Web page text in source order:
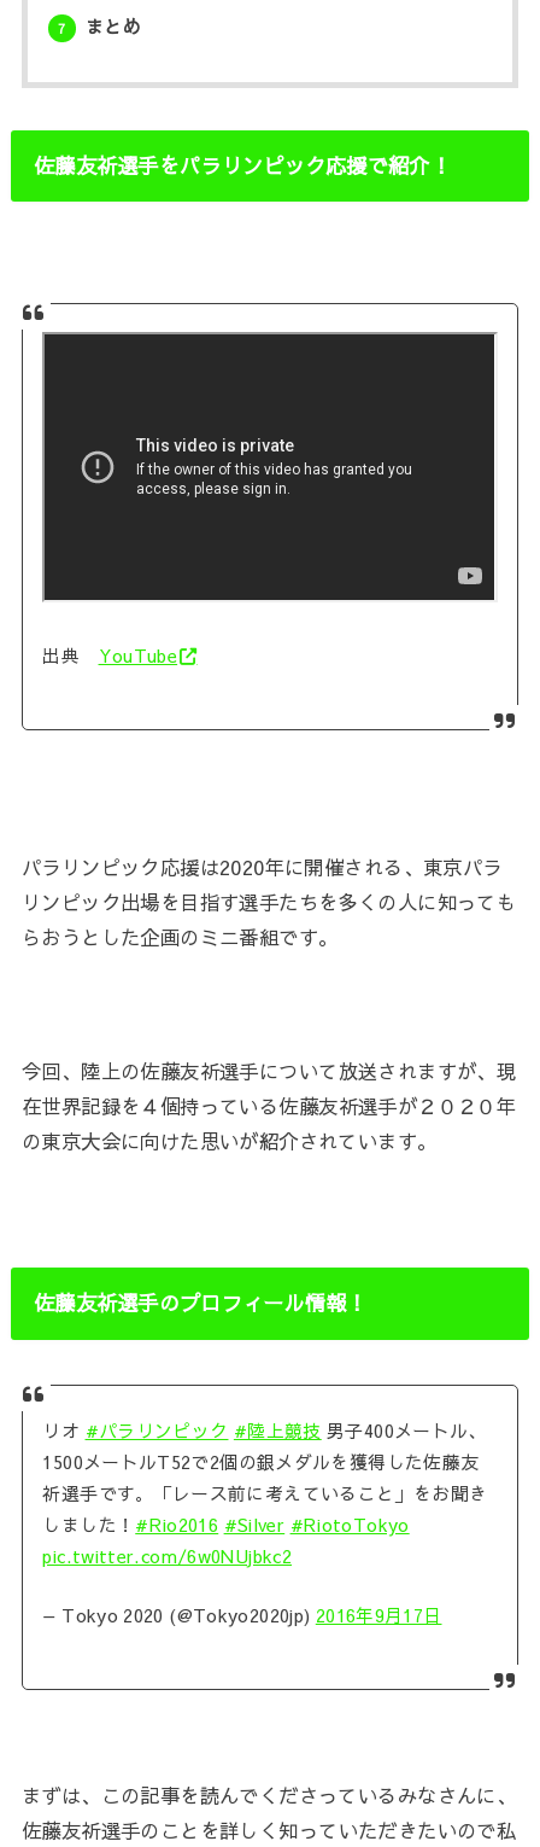
7 まとめ
佐藤友祈選手をパラリンピック応援で紹介！
出典 YouTube
パラリンピック応援は2020年に開催される、東京パラ
リンピック出場を目指す選手たちを多くの人に知っても
らおうとした企画のミニ番組です。
今回、陸上の佐藤友祈選手について放送されますが、現
在世界記録を４個持っている佐藤友祈選手が２０２０年
の東京大会に向けた思いが紹介されています。
佐藤友祈選手のプロフィール情報！
リオ #パラリンピック #陸上競技 男子400メートル、
1500メートルT52で2個の銀メダルを獲得した佐藤友
祈選手です。「レース前に考えていること」をお聞き
しました！ #Rio2016 #Silver #RiotoTokyo
pic.twitter.com/6w0NUjbkc2
— Tokyo 2020 (@Tokyo2020jp) 2016年9月17日
まずは、この記事を読んでくださっているみなさんに、
佐藤友祈選手のことを詳しく知っていただきたいので私